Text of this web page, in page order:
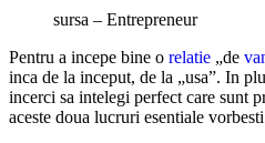
sursa – Entrepreneur
Pentru a incepe bine o relatie „de
inca de la inceput, de la „usa”. In
incerci sa intelegi perfect care sunt
aceste doua lucruri esentiale